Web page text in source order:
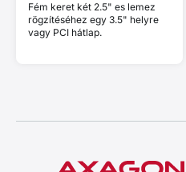
Fém keret két 2.5" es lemez
rögzítéséhez egy 3.5" helyre
vagy PCI hátlap.